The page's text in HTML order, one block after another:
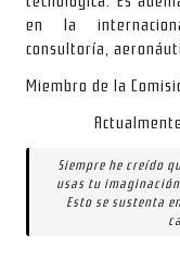
en la
consultoría,
Miembro de la
Siempre he creído
usas tu
Esto se sustenta